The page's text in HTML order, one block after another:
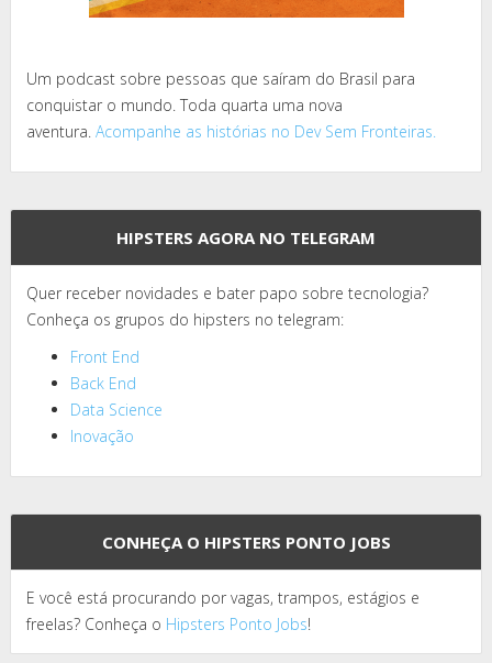
Um podcast sobre pessoas que saíram do Brasil para
conquistar o mundo. Toda quarta uma nova
aventura. Acompanhe as histórias no Dev Sem Fronteiras.
HIPSTERS AGORA NO TELEGRAM
Quer receber novidades e bater papo sobre tecnologia?
Conheça os grupos do hipsters no telegram:
Front End
Back End
Data Science
Inovação
CONHEÇA O HIPSTERS PONTO JOBS
E você está procurando por vagas, trampos, estágios e
freelas? Conheça o Hipsters Ponto Jobs!